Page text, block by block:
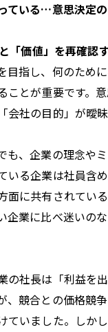
ている…意思決定
「価値」を再確認
目指し、何のため
ことが重要です。
会社の目的」が曖
も、企業の理念や
いる企業は社員含
面に共有されてい
企業に比べ迷いの
の社長は「利益を出
、競合との価格競
ていました。しか